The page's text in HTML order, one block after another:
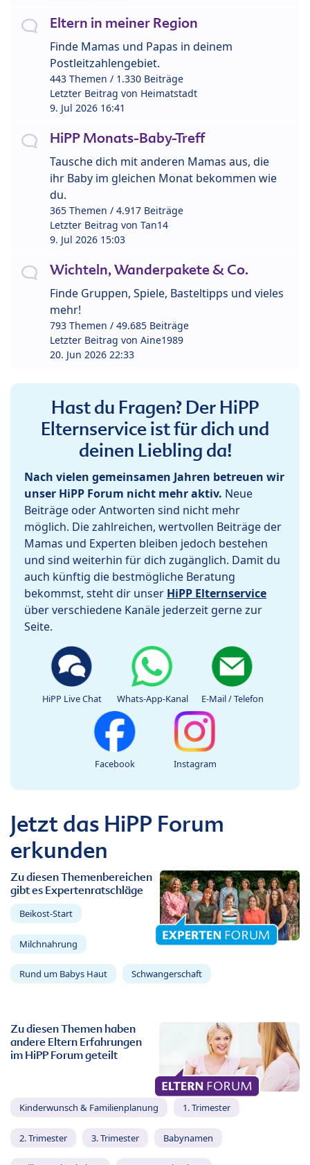
Eltern in meiner Region
Finde Mamas und Papas in deinem
Postleitzahlengebiet.
443 Themen / 1.330 Beiträge
Letzter Beitrag von Heimatstadt
9. Jul 2026 16:41
HiPP Monats-Baby-Treff
Tausche dich mit anderen Mamas aus, die
ihr Baby im gleichen Monat bekommen wie
du.
365 Themen / 4.917 Beiträge
Letzter Beitrag von Tan14
9. Jul 2026 15:03
Wichteln, Wanderpakete & Co.
Finde Gruppen, Spiele, Basteltipps und vieles
mehr!
793 Themen / 49.685 Beiträge
Letzter Beitrag von Aine1989
20. Jun 2026 22:33
Hast du Fragen? Der HiPP
Elternservice ist für dich und
deinen Liebling da!
Nach vielen gemeinsamen Jahren betreuen wir
unser HiPP Forum nicht mehr aktiv. Neue
Beiträge oder Antworten sind nicht mehr
möglich. Die zahlreichen, wertvollen Beiträge der
Mamas und Experten bleiben jedoch bestehen
und sind weiterhin für dich zugänglich. Damit du
auch künftig die bestmögliche Beratung
bekommst, steht dir unser HiPP Elternservice
über verschiedene Kanäle jederzeit gerne zur
Seite.
HiPP Live Chat Whats-App-Kanal E-Mail / Telefon
Facebook Instagram
Jetzt das HiPP Forum
erkunden
Zu diesen Themenbereichen
gibt es Expertenratschläge
Beikost-Start
Milchnahrung
Rund um Babys Haut Schwangerschaft
Zu diesen Themen haben
andere Eltern Erfahrungen
im HiPP Forum geteilt
Kinderwunsch & Familienplanung 1. Trimester
2. Trimester 3. Trimester Babynamen